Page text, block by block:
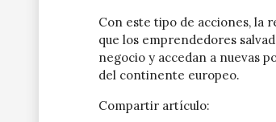
Con este tipo de acciones, la
que los emprendedores
negocio y accedan a nuevas
del continente europeo.
Compartir artículo: